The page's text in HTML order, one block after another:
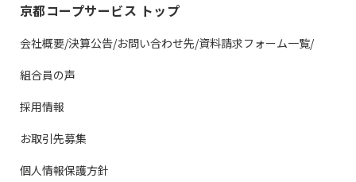
京都コープサービス トップ
会社概要/決算公告/お問い合わせ先/資料請求フォーム一覧/
組合員の声
採用情報
お取引先募集
個人情報保護方針